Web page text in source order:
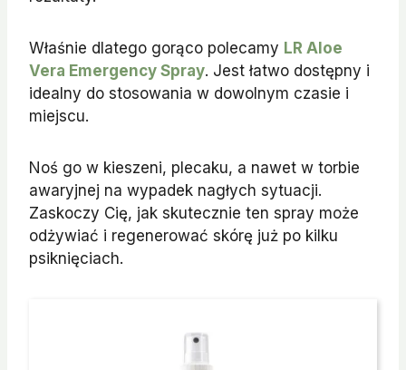
Właśnie dlatego gorąco polecamy LR Aloe
Vera Emergency Spray. Jest łatwo dostępny i
idealny do stosowania w dowolnym czasie i
miejscu.
Noś go w kieszeni, plecaku, a nawet w torbie
awaryjnej na wypadek nagłych sytuacji.
Zaskoczy Cię, jak skutecznie ten spray może
odżywiać i regenerować skórę już po kilku
psiknięciach.